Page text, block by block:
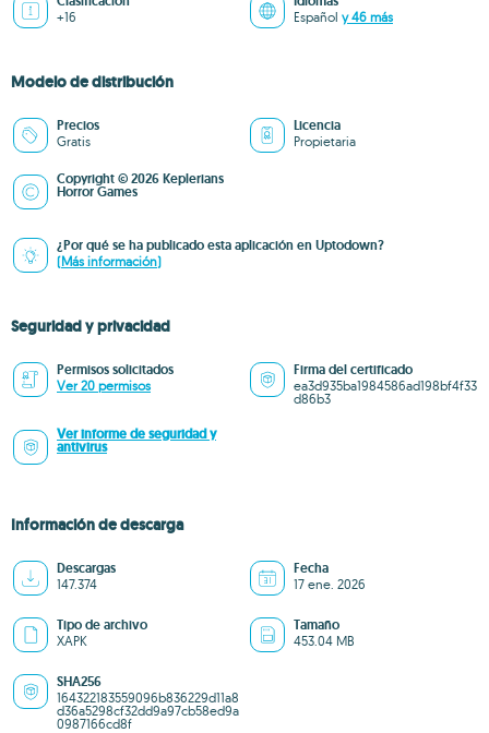
+16 Español y 46 más
Modelo de distribución
Precios
Gratis
Licencia
Propietaria
Copyright © 2026 Keplerians
Horror Games
¿Por qué se ha publicado esta aplicación en Uptodown?
(Más información)
Seguridad y privacidad
Permisos solicitados
Ver 20 permisos
Firma del certificado
ea3d935ba1984586ad198bf4f33
d86b3
Ver informe de seguridad y
antivirus
Información de descarga
Descargas
147.374
Fecha
17 ene. 2026
Tipo de archivo
XAPK
Tamaño
453.04 MB
SHA256
164322183559096b836229d11a8
d36a5298cf32dd9a97cb58ed9a
0987166cd8f